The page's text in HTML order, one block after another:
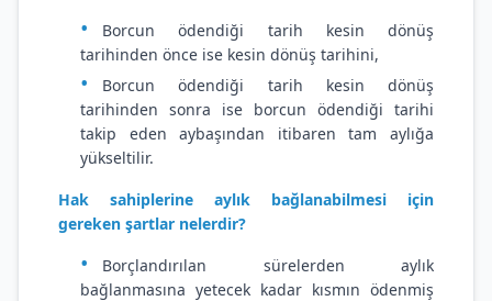
Borcun ödendiği tarih kesin dönüş
tarihinden önce ise kesin dönüş tarihini,
Borcun ödendiği tarih kesin dönüş
tarihinden sonra ise borcun ödendiği tarihi
takip eden aybaşından itibaren tam aylığa
yükseltilir.
Hak sahiplerine aylık bağlanabilmesi için
gereken şartlar nelerdir?
Borçlandırılan sürelerden aylık
bağlanmasına yetecek kadar kısmın ödenmiş